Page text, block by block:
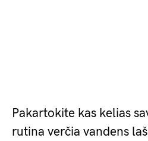
Pakartokite kas kelias
rutina verčia vandens